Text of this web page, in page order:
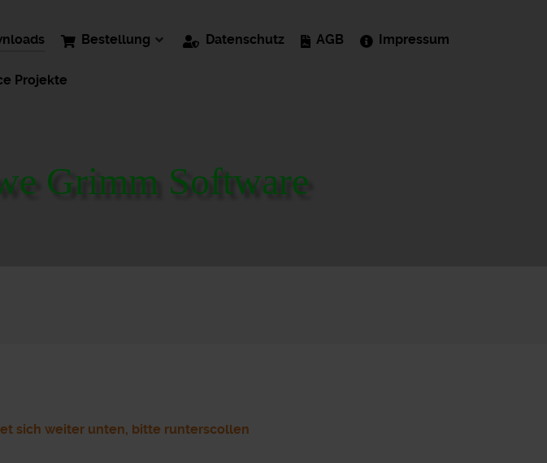
Bestellung Datenschutz AGB Impressum
Projekte
Grimm Software
sich weiter unten, bitte runterscollen